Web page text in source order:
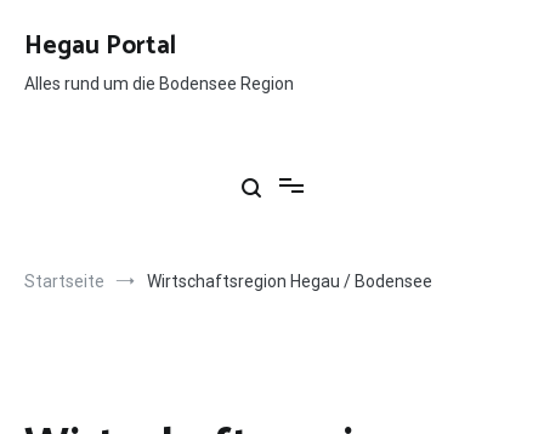
zum
InhaltHegau Portal
Alles rund um die Bodensee Region
Startseite Wirtschaftsregion Hegau / Bodensee